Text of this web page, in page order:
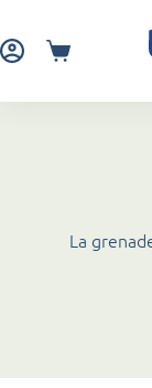
au
contenuPanier
La